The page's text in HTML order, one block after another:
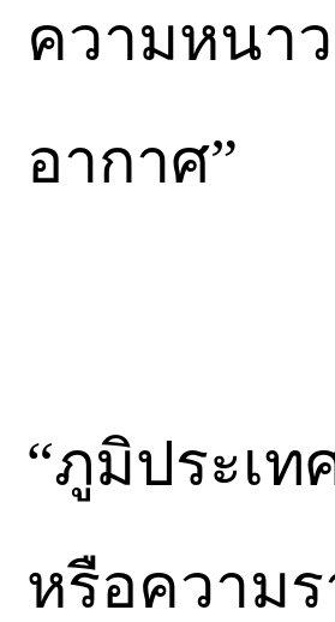
ความหนา
อากาศ”
“ภูมิประเ
หรือความ